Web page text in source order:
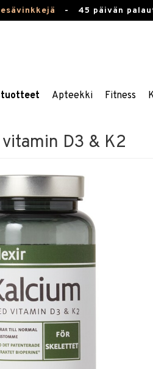
- 45 päivän
Apteekki Fitness
D3 & K2